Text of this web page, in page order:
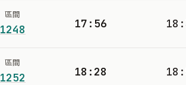
區間
1248 17:56
區間
1252 18:28